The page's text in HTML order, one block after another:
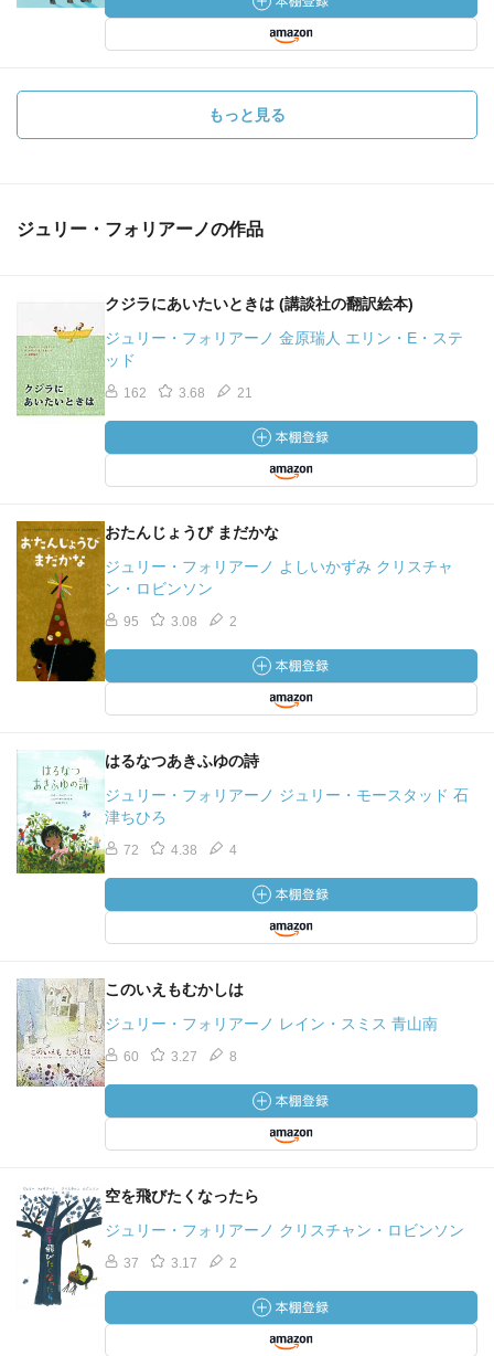
もっと見る
ジュリー・フォリアーノの作品
クジラにあいたいときは (講談社の翻訳絵本)
ジュリー・フォリアーノ 金原瑞人 エリン・E・ステ
ッド
162 3.68 21
おたんじょうび まだかな
ジュリー・フォリアーノ よしいかずみ クリスチャ
ン・ロビンソン
95 3.08 2
はるなつあきふゆの詩
ジュリー・フォリアーノ ジュリー・モースタッド 石
津ちひろ
72 4.38 4
このいえもむかしは
ジュリー・フォリアーノ レイン・スミス 青山南
60 3.27 8
空を飛びたくなったら
ジュリー・フォリアーノ クリスチャン・ロビンソン
37 3.17 2